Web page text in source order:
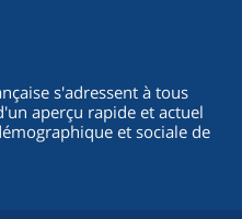
s'adressent à tous
aperçu rapide et actuel
et sociale de